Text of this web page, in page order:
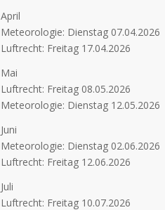
April
Meteorologie: Dienstag 07.04.2026
Luftrecht: Freitag 17.04.2026
Mai
Luftrecht: Freitag 08.05.2026
Meteorologie: Dienstag 12.05.2026
Juni
Meteorologie: Dienstag 02.06.2026
Luftrecht: Freitag 12.06.2026
Juli
Luftrecht: Freitag 10.07.2026